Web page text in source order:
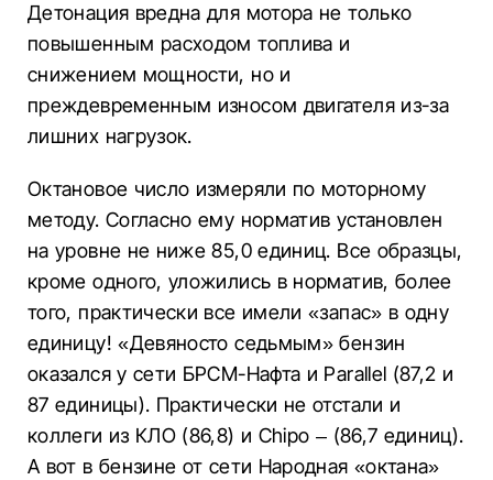
Детонация вредна для мотора не только
повышенным расходом топлива и
снижением мощности, но и
преждевременным износом двигателя из-за
лишних нагрузок.
Октановое число измеряли по моторному
методу. Согласно ему норматив установлен
на уровне не ниже 85,0 единиц. Все образцы,
кроме одного, уложились в норматив, более
того, практически все имели «запас» в одну
единицу! «Девяносто седьмым» бензин
оказался у сети БРСМ-Нафта и Parallel (87,2 и
87 единицы). Практически не отстали и
коллеги из КЛО (86,8) и Chipo – (86,7 единиц).
А вот в бензине от сети Народная «октана»